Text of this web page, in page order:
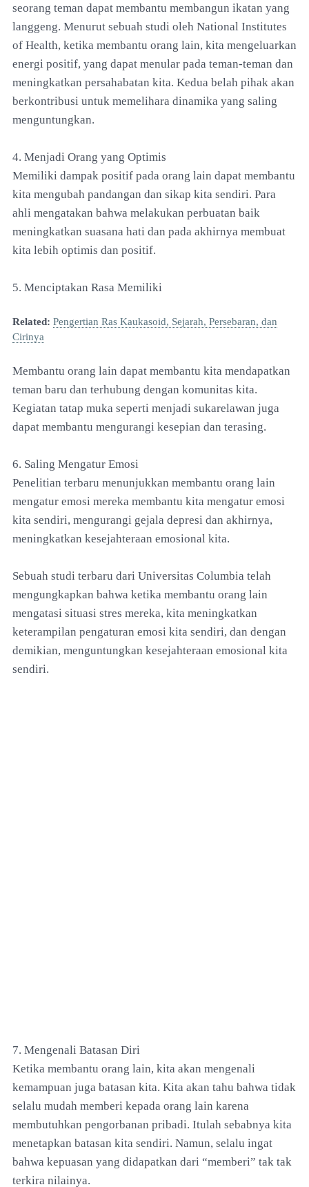
seorang teman dapat membantu membangun ikatan yang
langgeng. Menurut sebuah studi oleh National Institutes
of Health, ketika membantu orang lain, kita mengeluarkan
energi positif, yang dapat menular pada teman-teman dan
meningkatkan persahabatan kita. Kedua belah pihak akan
berkontribusi untuk memelihara dinamika yang saling
menguntungkan.
4. Menjadi Orang yang Optimis
Memiliki dampak positif pada orang lain dapat membantu
kita mengubah pandangan dan sikap kita sendiri. Para
ahli mengatakan bahwa melakukan perbuatan baik
meningkatkan suasana hati dan pada akhirnya membuat
kita lebih optimis dan positif.
5. Menciptakan Rasa Memiliki
Related: Pengertian Ras Kaukasoid, Sejarah, Persebaran, dan
Cirinya
Membantu orang lain dapat membantu kita mendapatkan
teman baru dan terhubung dengan komunitas kita.
Kegiatan tatap muka seperti menjadi sukarelawan juga
dapat membantu mengurangi kesepian dan terasing.
6. Saling Mengatur Emosi
Penelitian terbaru menunjukkan membantu orang lain
mengatur emosi mereka membantu kita mengatur emosi
kita sendiri, mengurangi gejala depresi dan akhirnya,
meningkatkan kesejahteraan emosional kita.
Sebuah studi terbaru dari Universitas Columbia telah
mengungkapkan bahwa ketika membantu orang lain
mengatasi situasi stres mereka, kita meningkatkan
keterampilan pengaturan emosi kita sendiri, dan dengan
demikian, menguntungkan kesejahteraan emosional kita
sendiri.
7. Mengenali Batasan Diri
Ketika membantu orang lain, kita akan mengenali
kemampuan juga batasan kita. Kita akan tahu bahwa tidak
selalu mudah memberi kepada orang lain karena
membutuhkan pengorbanan pribadi. Itulah sebabnya kita
menetapkan batasan kita sendiri. Namun, selalu ingat
bahwa kepuasan yang didapatkan dari “memberi” tak tak
terkira nilainya.